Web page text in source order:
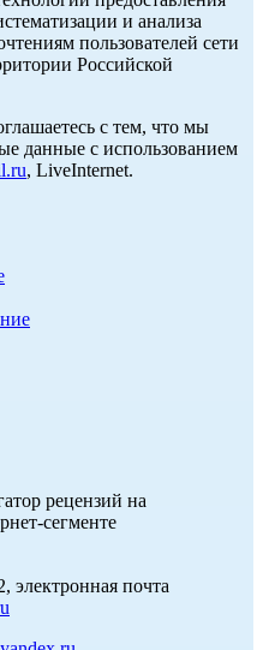
и анализа
пользователей сети
Российской
с тем, что мы
данные с использованием
, LiveInternet.
рецензий на
сегменте
электронная почта